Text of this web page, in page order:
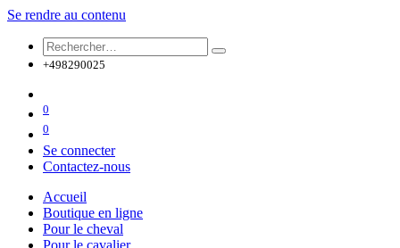
Se rendre au contenu
+498290025
0
0
Se connecter
Contactez-nous
Accueil
Boutique en ligne
Pour le cheval
Pour le cavalier